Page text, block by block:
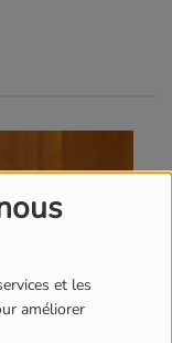
et les
améliorer